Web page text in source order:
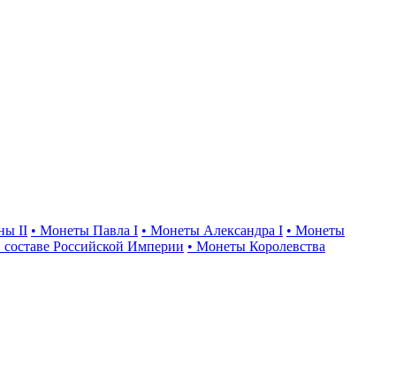
II • Монеты Павла I • Монеты Александра I • Монеты
Российской Империи • Монеты Королевства